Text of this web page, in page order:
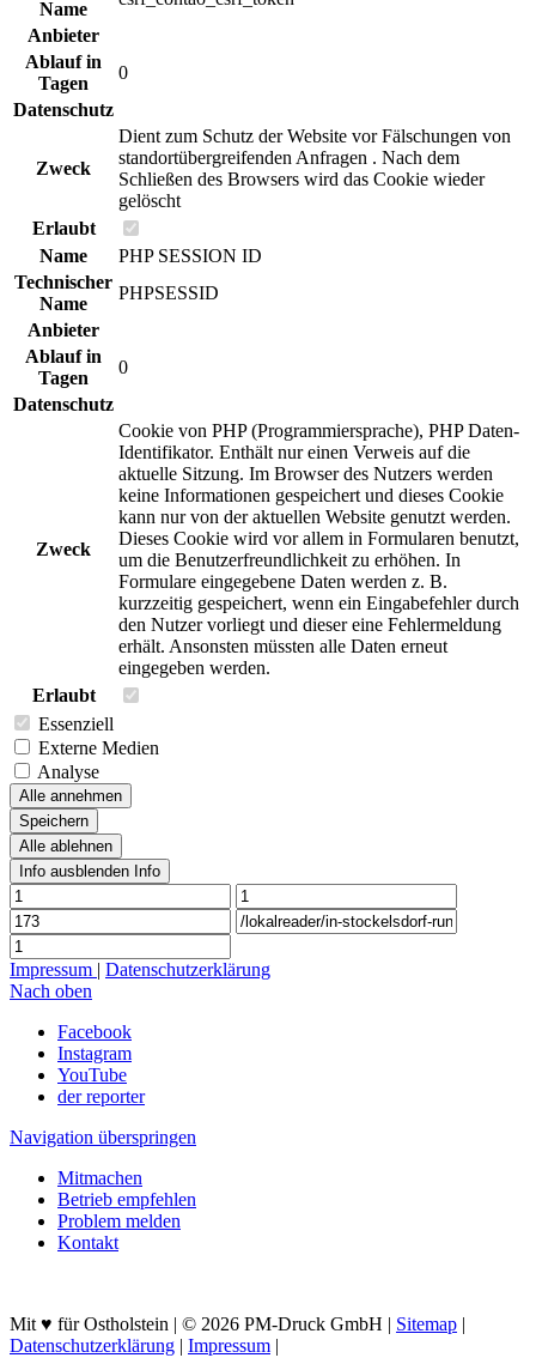
Name
Anbieter
Ablauf in
Tagen
0
Datenschutz
Zweck
Dient zum Schutz der Website vor Fälschungen von
standortübergreifenden Anfragen . Nach dem
Schließen des Browsers wird das Cookie wieder
gelöscht
Erlaubt
Name
PHP SESSION ID
Technischer
Name
PHPSESSID
Anbieter
Ablauf in
Tagen
0
Datenschutz
Zweck
Cookie von PHP (Programmiersprache), PHP Daten-
Identifikator. Enthält nur einen Verweis auf die
aktuelle Sitzung. Im Browser des Nutzers werden
keine Informationen gespeichert und dieses Cookie
kann nur von der aktuellen Website genutzt werden.
Dieses Cookie wird vor allem in Formularen benutzt,
um die Benutzerfreundlichkeit zu erhöhen. In
Formulare eingegebene Daten werden z. B.
kurzzeitig gespeichert, wenn ein Eingabefehler durch
den Nutzer vorliegt und dieser eine Fehlermeldung
erhält. Ansonsten müssten alle Daten erneut
eingegeben werden.
Erlaubt
Essenziell
Externe Medien
Analyse
Alle annehmen
Speichern
Alle ablehnen
Info ausblenden Info
Impressum | Datenschutzerklärung
Nach oben
Facebook
Instagram
YouTube
der reporter
Navigation überspringen
Mitmachen
Betrieb empfehlen
Problem melden
Kontakt
Mit ♥ für Ostholstein | © 2026 PM-Druck GmbH | Sitemap |
Datenschutzerklärung | Impressum |